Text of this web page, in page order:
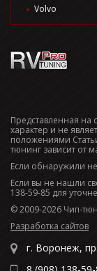
Volvo
Представленная
характер и не
положениями
тюнинг зависит от
Если обнаружили
Если вы не нашли
138-59-85 для
© 2009-2026 Чип-
Разработка сайтов
г. Воронеж,